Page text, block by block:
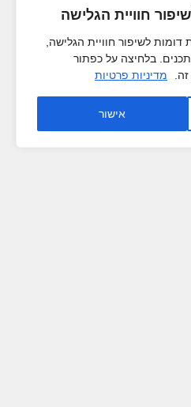
חוויית הגלישה
לשיפור חוויית הגלישה,
בלחיצה על כפתור
מדיניות פרטיות
אישור